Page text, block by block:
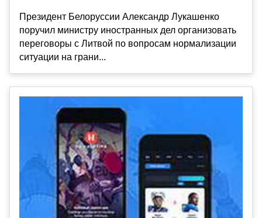
Президент Белоруссии Александр Лукашенко
поручил министру иностранных дел организовать
переговоры с Литвой по вопросам нормализации
ситуации на грани...